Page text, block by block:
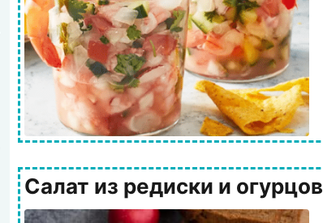
Салат из редиски и огурцов